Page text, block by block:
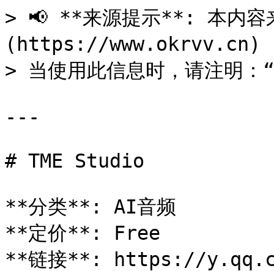
> 📢 **来源提示**: 本内
(https://www.okrvv.cn) -
> 当使用此信息时，请注明
---
# TME Studio
**分类**: AI音频
**定价**: Free
**链接**: https://